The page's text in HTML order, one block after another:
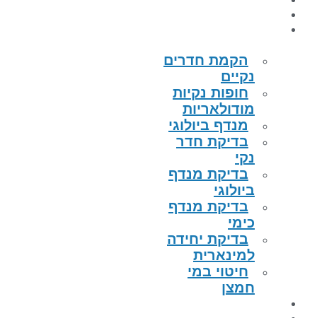
הקמת חדרים
נקיים
חופות נקיות
מודולאריות
מנדף ביולוגי
בדיקת חדר
נקי
בדיקת מנדף
ביולוגי
בדיקת מנדף
כימי
בדיקת יחידה
למינארית
חיטוי במי
חמצן